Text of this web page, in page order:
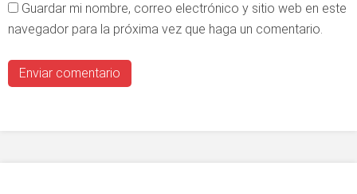
Guardar mi nombre, correo electrónico y sitio web en este
navegador para la próxima vez que haga un comentario.